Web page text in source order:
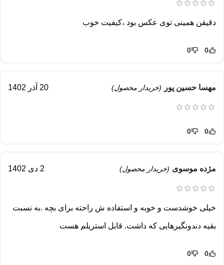
دقیقن همینی توی عکس بود ،کیفیت خوب
0
0
مهسا حسین پور (خریدار محصول) 20 آذر 1402
0
0
مژده موسوی (خریدار محصول) 2 دی 1402
خیلی خوشدست و خوبه و استفاده ش راحته برای بچه .به نسبت
بقیه دندونگیرهایی که داشت. قابل استریلم هست
0
0